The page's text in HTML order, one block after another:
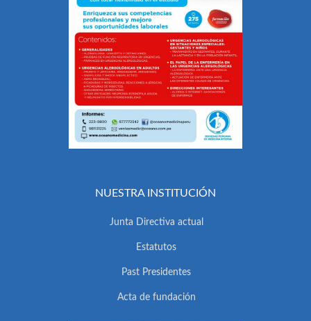
NUESTRA INSTITUCIÓN
Junta Directiva actual
Estatutos
Past Presidentes
Acta de fundación